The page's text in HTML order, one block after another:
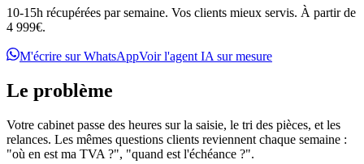
10-15h récupérées par semaine. Vos clients mieux servis. À partir de
4 999€.
M'écrire sur WhatsAppVoir l'agent IA sur mesure
Le problème
Votre cabinet passe des heures sur la saisie, le tri des pièces, et les
relances. Les mêmes questions clients reviennent chaque semaine :
"où en est ma TVA ?", "quand est l'échéance ?".